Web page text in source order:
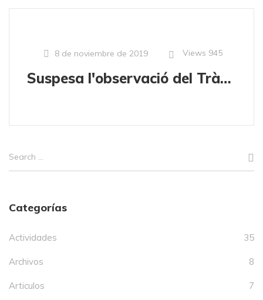
8 de noviembre de 2019 Views 945
Suspesa l'observació del Trànsit de Mercuri
Categorías
Actividades 35
Archivos 8
Articulos 7